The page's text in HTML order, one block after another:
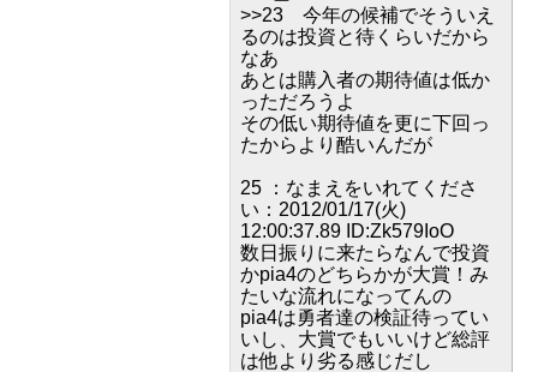
>>23 今年の候補でそういえ
るのは投資と待くらいだから
なあ
あとは購入者の期待値は低か
っただろうよ
その低い期待値を更に下回っ
たからより酷いんだが
25 ：なまえをいれてくださ
い：2012/01/17(火)
12:00:37.89 ID:Zk579IoO
数日振りに来たらなんで投資
かpia4のどちらかが大賞！み
たいな流れになってんの
pia4は勇者達の検証待ってい
いし、大賞でもいいけど総評
は他より劣る感じだし